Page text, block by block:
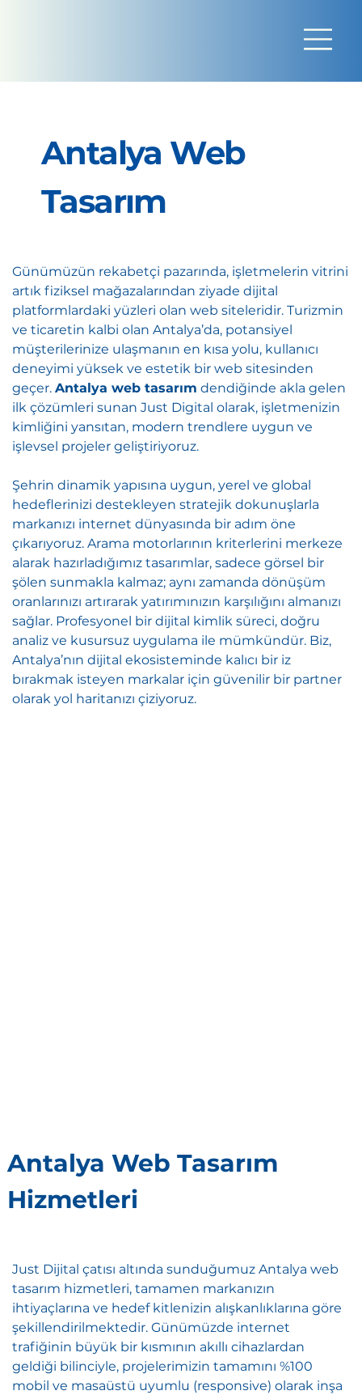
Antalya Web
Tasarım
Günümüzün rekabetçi pazarında, işletmelerin vitrini
artık fiziksel mağazalarından ziyade dijital
platformlardaki yüzleri olan web siteleridir. Turizmin
ve ticaretin kalbi olan Antalya’da, potansiyel
müşterilerinize ulaşmanın en kısa yolu, kullanıcı
deneyimi yüksek ve estetik bir web sitesinden
geçer. Antalya web tasarım dendiğinde akla gelen
ilk çözümleri sunan Just Digital olarak, işletmenizin
kimliğini yansıtan, modern trendlere uygun ve
işlevsel projeler geliştiriyoruz.
Şehrin dinamik yapısına uygun, yerel ve global
hedeflerinizi destekleyen stratejik dokunuşlarla
markanızı internet dünyasında bir adım öne
çıkarıyoruz. Arama motorlarının kriterlerini merkeze
alarak hazırladığımız tasarımlar, sadece görsel bir
şölen sunmakla kalmaz; aynı zamanda dönüşüm
oranlarınızı artırarak yatırımınızın karşılığını almanızı
sağlar. Profesyonel bir dijital kimlik süreci, doğru
analiz ve kusursuz uygulama ile mümkündür. Biz,
Antalya’nın dijital ekosisteminde kalıcı bir iz
bırakmak isteyen markalar için güvenilir bir partner
olarak yol haritanızı çiziyoruz.
Antalya Web Tasarım
Hizmetleri
Just Dijital çatısı altında sunduğumuz Antalya web
tasarım hizmetleri, tamamen markanızın
ihtiyaçlarına ve hedef kitlenizin alışkanlıklarına göre
şekillendirilmektedir. Günümüzde internet
trafiğinin büyük bir kısmının akıllı cihazlardan
geldiği bilinciyle, projelerimizin tamamını %100
mobil ve masaüstü uyumlu (responsive) olarak inşa